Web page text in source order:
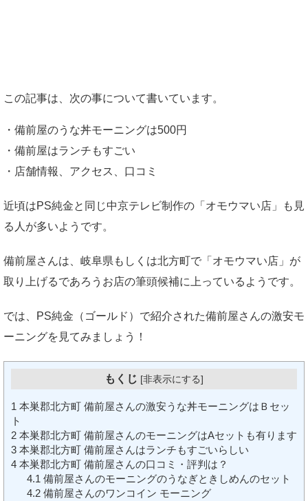
この記事は、次の事について書いています。
・備前屋のうな丼モーニングは500円
・備前屋はランチもすごい
・店舗情報、アクセス、口コミ
近頃はPS純金と同じ中京テレビ制作の「オモウマい店」も見
る人が多いようです。
備前屋さんは、岐阜県もしくは北方町で「オモウマい店」が
取り上げるであろうお店の筆頭候補に上っているようです。
では、PS純金（ゴールド）で紹介された備前屋さんの激安モ
ーニングを見てみましょう！
もくじ [非表示にする]
1 本巣郡北方町 備前屋さんの激安うな丼モーニングはＢセッ
ト
2 本巣郡北方町 備前屋さんのモーニングはAセットも有ります
3 本巣郡北方町 備前屋さんはランチもすごいらしい
4 本巣郡北方町 備前屋さんの口コミ・評判は？
4.1備前屋さんのモーニングのうなぎときしめんのセット
4.2備前屋さんのワンコイン モーニング